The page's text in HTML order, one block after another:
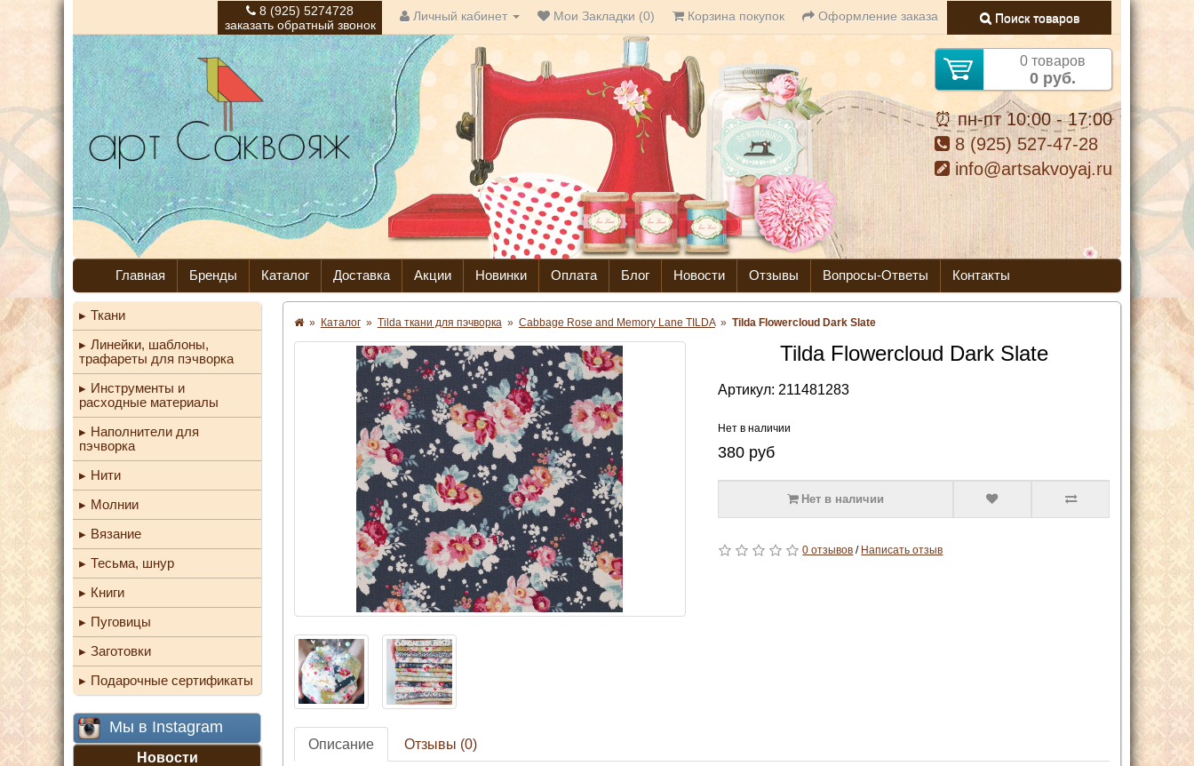
8 (925) 5274728
заказать обратный звонок
Личный кабинет Мои Закладки (0) Корзина покупок Оформление заказа Поиск товаров
0 товаров
0 руб.
⏰ пн-пт 10:00 - 17:00
8 (925) 527-47-28
info@artsakvoyaj.ru
Главная Бренды Каталог Доставка Акции Новинки Оплата Блог Новости Отзывы Вопросы-Ответы Контакты
Ткани
Линейки, шаблоны,
трафареты для пэчворка
Инструменты и
расходные материалы
Наполнители для
пэчворка
Нити
Молнии
Вязание
Тесьма, шнур
Книги
Пуговицы
Заготовки
Подарочные сертификаты
Мы в Instagram
Новости
» Каталог » Tilda ткани для пэчворка » Cabbage Rose and Memory Lane TILDA » Tilda Flowercloud Dark Slate
Tilda Flowercloud Dark Slate
Артикул: 211481283
Нет в наличии
380 руб
Нет в наличии
0 отзывов / Написать отзыв
Описание Отзывы (0)